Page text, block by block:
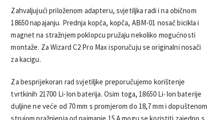
Zahvaljujući priloženom adapteru, svjetiljka radi i na običnom
18650 napajanju. Prednja kopča, kopča, ABM-01 nosač bicikla i
magnet na stražnjem poklopcu pružaju nekoliko mogućnosti
montaže. Za Wizard C2 Pro Max isporučuju se originalni nosači
za kacigu.
Za besprijekoran rad svjetiljke preporučujemo korištenje
tvrtkinih 21700 Li-Ion baterija. Osim toga, 18650 Li-Ion baterije
duljine ne veće od 70 mm s promjerom do 18,7 mm i dopuštenom
strujom pražnjenja od najmanje 15 A mogu se koristiti zajedno s